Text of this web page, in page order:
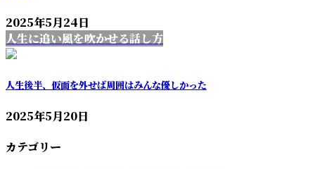
2025年5月24日
人生に追い風を吹かせる話し方
人生後半、仮面を外せば周囲はみんな優しかった
2025年5月20日
カテゴリー